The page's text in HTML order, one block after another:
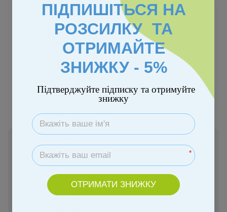
Безкоштовна доставка
Ціну уточнюйте
Повідомити, коли з'явиться
ПІДПИШІТЬСЯ НА
РОЗСИЛКУ ТА
ОТРИМАЙТЕ
ЗНИЖКУ - 5%
Підтверджуйте підписку та отримуйте
знижку
*
ОТРИМАТИ ЗНИЖКУ